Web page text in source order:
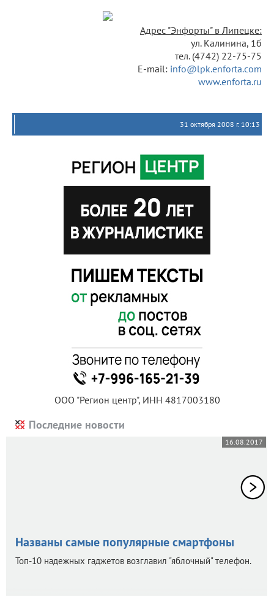
Адрес "Энфорты" в Липецке:
ул. Калинина, 1б
тел. (4742) 22-75-75
E-mail: info@lpk.enforta.com
www.enforta.ru
31 октября 2008 г. 10:13
ООО "Регион центр", ИНН 4817003180
Последние новости
16.08.2017
Названы самые популярные смартфоны
Топ-10 надежных гаджетов возглавил "яблочный" телефон.